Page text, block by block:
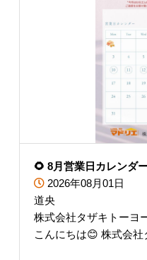
🌻 8月営業日カレンダ
2026年08月01日
道央
株式会社タザキトーヨ
こんにちは😊 株式会